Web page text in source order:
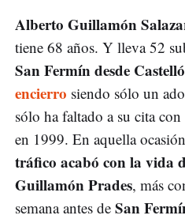
Alberto Guillamón
tiene 68 años. Y lleva 52
San Fermín desde
encierro siendo sólo un
sólo ha faltado a su cita
en 1999. En aquella
tráfico acabó con la vida
Guillamón Prades, más
semana antes de San